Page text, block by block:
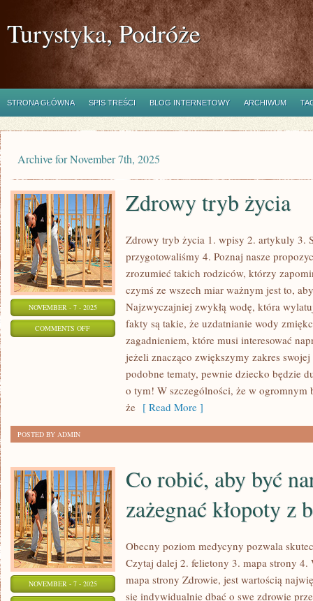
Turystyka, Podróże
STRONA GŁÓWNA SPIS TREŚCI BLOG INTERNETOWY ARCHIWUM
Archive for November 7th, 2025
NOVEMBER - 7 - 2025
COMMENTS OFFON
Zdrowy tryb życia
Zdrowy tryb życia 1. wpisy 2. artykuly 3.
przygotowaliśmy 4. Poznaj nasze
zrozumieć takich rodziców, którzy
czymś ze wszech miar ważnym jest to,
Najzwyczajniej zwykłą wodę, która
fakty są takie, że uzdatnianie wody
zagadnieniem, które musi interesować
jeżeli znacząco zwiększymy zakres
podobne tematy, pewnie dziecko będzie
o tym! W szczególności, że w ogromnym
że [ Read More ]
POSTED BY ADMIN
NOVEMBER - 7 - 2025
Co robić, aby być
zażegnać kłopoty z
Obecny poziom medycyny pozwala
Czytaj dalej 2. felietony 3. mapa strony
mapa strony Zdrowie, jest wartością
się indywidualnie dbać o swe zdrowie